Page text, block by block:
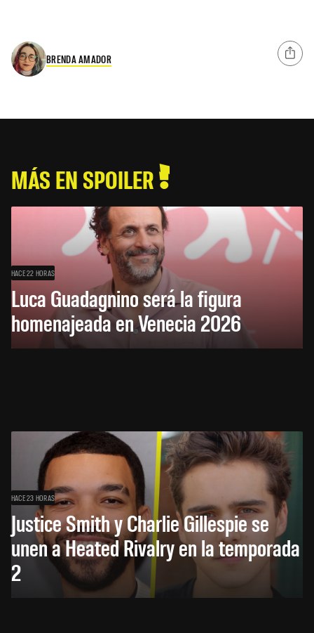
BRENDA AMADOR
MÁS EN SPOILER
HACE 22 HORAS
Luca Guadagnino será la figura
homenajeada en Venecia 2026
HACE 23 HORAS
Justice Smith y Charlie Gillespie se
unen a Heated Rivalry en la temporada
2